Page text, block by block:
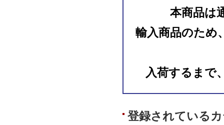
本商品は
輸入商品のため
入荷するまで
登録されている